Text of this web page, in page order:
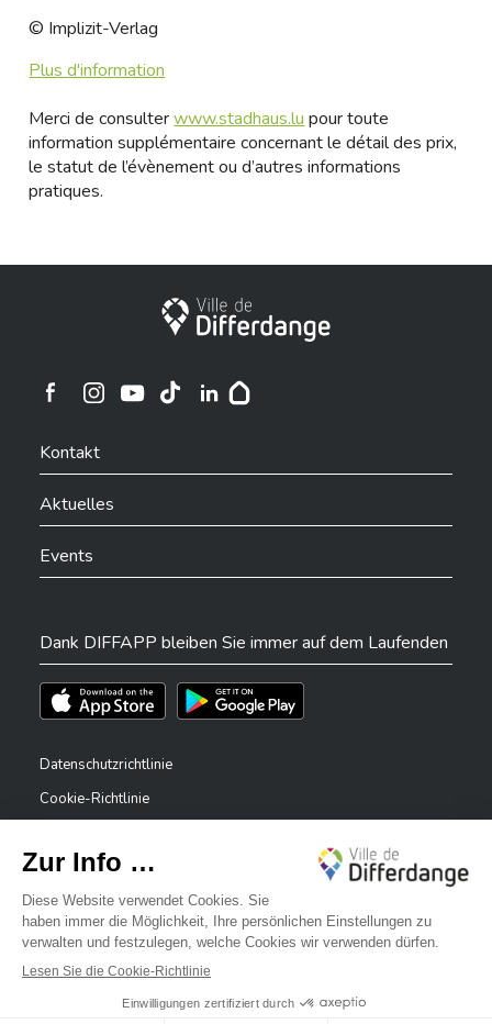
© Implizit-Verlag
Plus d'information
Merci de consulterwww.stadhaus.lu pour toute
information supplémentaire concernant le détail des prix,
le statut de l’évènement ou d’autres informations
pratiques.
Stadt Differdingen
Ville de Differdange sur Instagram
Kontakt
Aktuelles
Events
Dank DIFFAPP bleiben Sie immer auf dem Laufenden
Téléchargez l'app sur l'App StoreTéléchargez l'app sur Play Store
Datenschutzrichtlinie
Cookie-Richtlinie
Erklärung zur Barrierefreiheit
Meldesystem – Whistleblower
©2026 Alle Rechte vorbehalten . Stadt Differdingen
✕
Bonjour, comment puis-je vous aider ?